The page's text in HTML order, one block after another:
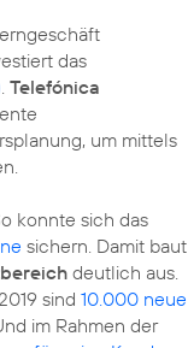
das
Telefónica
um mittels
konnte sich das
sichern. Damit baut
deutlich aus.
sind 10.000 neue
im Rahmen der